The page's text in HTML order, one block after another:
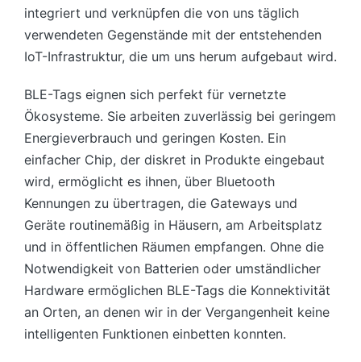
integriert und verknüpfen die von uns täglich
verwendeten Gegenstände mit der entstehenden
IoT-Infrastruktur, die um uns herum aufgebaut wird.
BLE-Tags eignen sich perfekt für vernetzte
Ökosysteme. Sie arbeiten zuverlässig bei geringem
Energieverbrauch und geringen Kosten. Ein
einfacher Chip, der diskret in Produkte eingebaut
wird, ermöglicht es ihnen, über Bluetooth
Kennungen zu übertragen, die Gateways und
Geräte routinemäßig in Häusern, am Arbeitsplatz
und in öffentlichen Räumen empfangen. Ohne die
Notwendigkeit von Batterien oder umständlicher
Hardware ermöglichen BLE-Tags die Konnektivität
an Orten, an denen wir in der Vergangenheit keine
intelligenten Funktionen einbetten konnten.